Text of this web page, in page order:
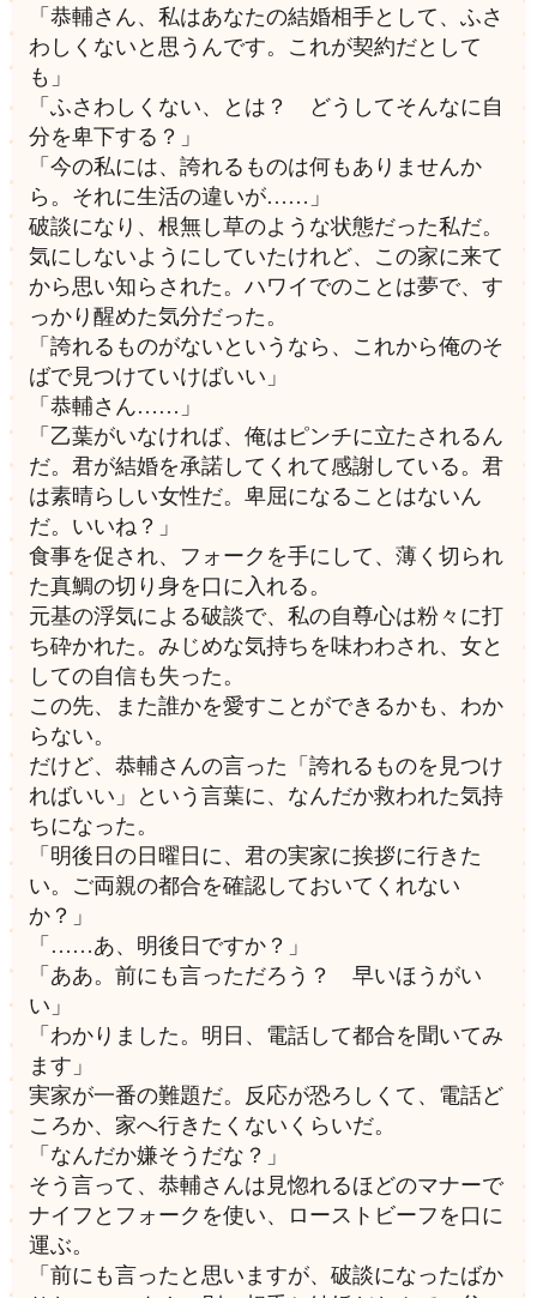
「恭輔さん、私はあなたの結婚相手として、ふさ
わしくないと思うんです。これが契約だとして
も」
「ふさわしくない、とは？ どうしてそんなに自
分を卑下する？」
「今の私には、誇れるものは何もありませんか
ら。それに生活の違いが……」
破談になり、根無し草のような状態だった私だ。
気にしないようにしていたけれど、この家に来て
から思い知らされた。ハワイでのことは夢で、す
っかり醒めた気分だった。
「誇れるものがないというなら、これから俺のそ
ばで見つけていけばいい」
「恭輔さん……」
「乙葉がいなければ、俺はピンチに立たされるん
だ。君が結婚を承諾してくれて感謝している。君
は素晴らしい女性だ。卑屈になることはないん
だ。いいね？」
食事を促され、フォークを手にして、薄く切られ
た真鯛の切り身を口に入れる。
元基の浮気による破談で、私の自尊心は粉々に打
ち砕かれた。みじめな気持ちを味わわされ、女と
しての自信も失った。
この先、また誰かを愛すことができるかも、わか
らない。
だけど、恭輔さんの言った「誇れるものを見つけ
ればいい」という言葉に、なんだか救われた気持
ちになった。
「明後日の日曜日に、君の実家に挨拶に行きた
い。ご両親の都合を確認しておいてくれない
か？」
「……あ、明後日ですか？」
「ああ。前にも言っただろう？ 早いほうがい
い」
「わかりました。明日、電話して都合を聞いてみ
ます」
実家が一番の難題だ。反応が恐ろしくて、電話ど
ころか、家へ行きたくないくらいだ。
「なんだか嫌そうだな？」
そう言って、恭輔さんは見惚れるほどのマナーで
ナイフとフォークを使い、ローストビーフを口に
運ぶ。
「前にも言ったと思いますが、破談になったばか